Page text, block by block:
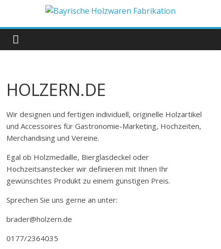
springen
Bayrische
Holzwaren
Fabrikation
HOLZERN.DE
Wir designen und fertigen individuell, originelle Holzartikel
und Accessoires für Gastronomie-Marketing, Hochzeiten,
Merchandising und Vereine.
Egal ob Holzmedaille, Bierglasdeckel oder
Hochzeitsanstecker wir definieren mit Ihnen Ihr
gewünschtes Produkt zu einem günstigen Preis.
Sprechen Sie uns gerne an unter:
brader@holzern.de
0177/2364035